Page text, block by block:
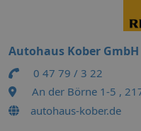
Autohaus Kober GmbH
0 47 79 / 3 22
An der Börne 1-5 ,
autohaus-kober.de